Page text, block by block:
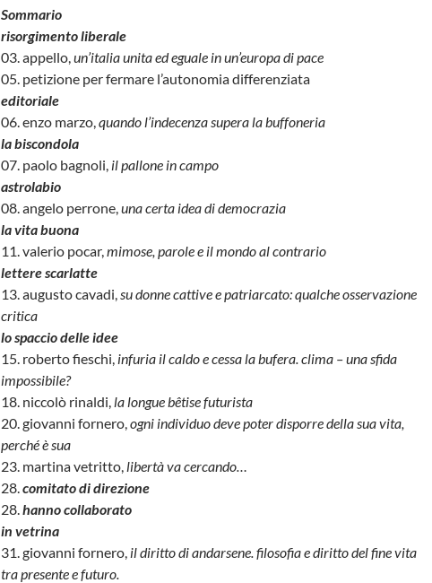
Sommario
risorgimento liberale
03. appello,un’italia unita ed eguale in un’europa di pace
05. petizione per fermare l’autonomia differenziata
editoriale
06. enzo marzo,quando l’indecenza supera la buffoneria
la biscondola
07. paolo bagnoli, il pallone in campo
astrolabio
08. angelo perrone,una certa idea di democrazia
la vita buona
11. valerio pocar,mimose, parole e il mondo al contrario
lettere scarlatte
13. augusto cavadi,su donne cattive e patriarcato: qualcheosservazione
critica
lo spaccio delle idee
15. roberto fieschi, infuria il caldo e cessa la bufera. clima – una sfida
impossibile?
18. niccolò rinaldi, la longue bêtise futurista
20. giovanni fornero,ogni individuo deve poter disporre della sua vita,
perché è sua
23. martina vetritto, libertà va cercando…
28.comitato di direzione
28.hanno collaborato
in vetrina
31. giovanni fornero, il diritto di andarsene. filosofia e diritto del fine vita
tra presente e futuro.